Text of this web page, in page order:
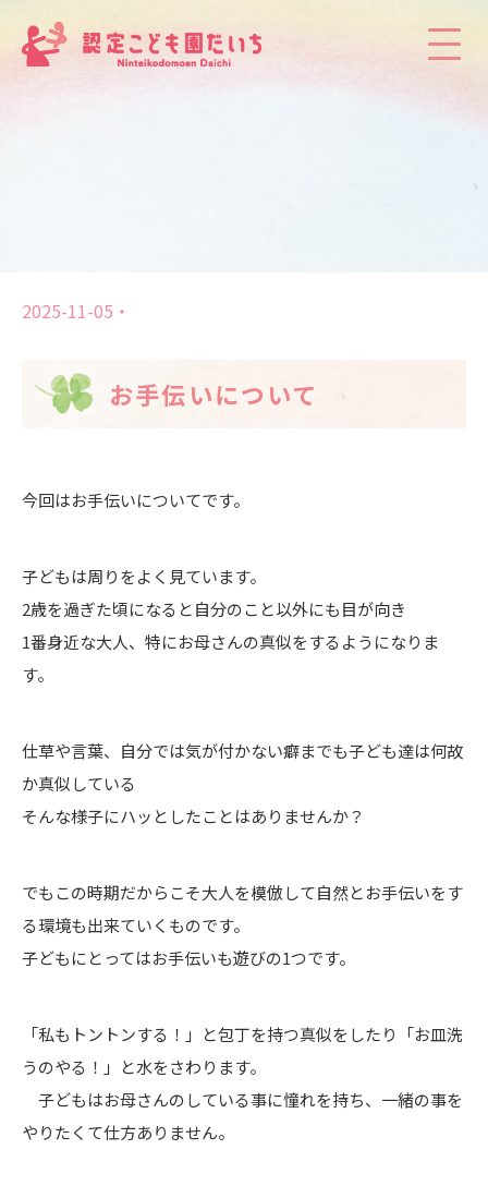
2025-11-05
お手伝いについて
今回はお手伝いについてです。
子どもは周りをよく見ています。
2歳を過ぎた頃になると自分のこと以外にも目が向き
1番身近な大人、特にお母さんの真似をするようになりま
す。
仕草や言葉、自分では気が付かない癖までも子ども達は何故
か真似している
そんな様子にハッとしたことはありませんか？
でもこの時期だからこそ大人を模倣して自然とお手伝いをす
る環境も出来ていくものです。
子どもにとってはお手伝いも遊びの1つです。
「私もトントンする！」と包丁を持つ真似をしたり「お皿洗
うのやる！」と水をさわります。
子どもはお母さんのしている事に憧れを持ち、一緒の事を
やりたくて仕方ありません。